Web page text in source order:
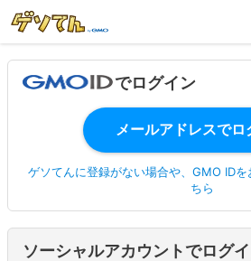
でログイン
ゲソてんに登録がない場合や、GMO IDを
ちら
ソーシャルアカウントでログ